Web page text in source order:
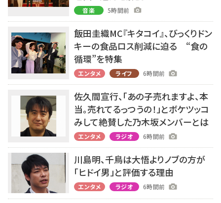
音楽 5時間前
飯田圭織MC『キタコイ』、びっくりドン
キーの食品ロス削減に迫る “食の
循環”を特集
エンタメ ライフ 6時間前
佐久間宣行、「あの子売れますよ、本
当。売れてるっつうの！」とボケツッコ
みして絶賛した乃木坂メンバーとは
エンタメ ラジオ 6時間前
川島明、千鳥は大悟よりノブの方が
「ヒドイ男」と評価する理由
エンタメ ラジオ 6時間前